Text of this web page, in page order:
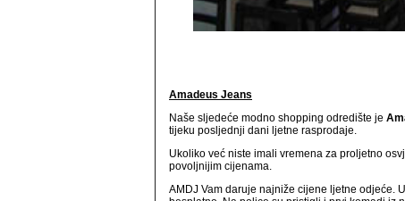
Amadeus Jeans
Naše sljedeće modno shopping odredište je
tijeku posljednji dani ljetne rasprodaje.
Ukoliko već niste imali vremena za proljetno
povoljnijim cijenama.
AMDJ Vam daruje najniže cijene ljetne odjeće.